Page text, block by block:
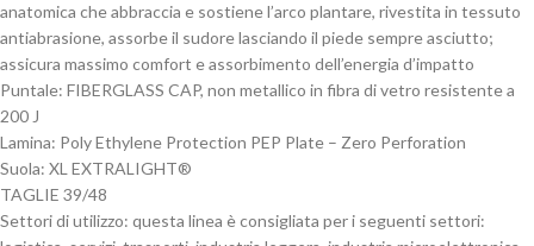
anatomica che abbraccia e sostiene l’arco plantare, rivestita in tessuto
antiabrasione, assorbe il sudore lasciando il piede sempre asciutto;
assicura massimo comfort e assorbimento dell’energia d’impatto
Puntale: FIBERGLASS CAP, non metallico in fibra di vetro resistente a
200 J
Lamina: Poly Ethylene Protection PEP Plate – Zero Perforation
Suola: XL EXTRALIGHT®
TAGLIE 39/48
Settori di utilizzo: questa linea è consigliata per i seguenti settori: